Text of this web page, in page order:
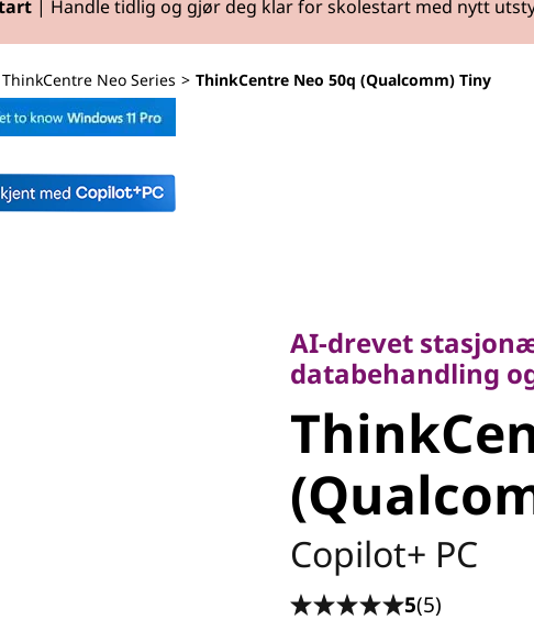
| Handle tidlig og gjør deg klar for skolestart med nytt
ThinkCentre Neo Series > ThinkCentre Neo 50q (Qualcomm) Tiny
50q
Tiny
AI-drevet
databehandling
Copilot+ PC
5(5)